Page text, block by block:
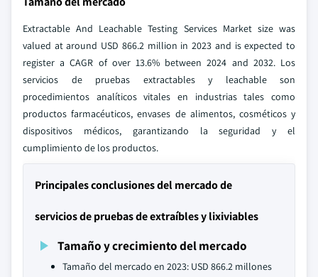
Extractable And Leachable Testing Services Market size was
valued at around USD 866.2 million in 2023 and is expected to
register a CAGR of over 13.6% between 2024 and 2032. Los
servicios de pruebas extractables y leachable son
procedimientos analíticos vitales en industrias tales como
productos farmacéuticos, envases de alimentos, cosméticos y
dispositivos médicos, garantizando la seguridad y el
cumplimiento de los productos.
Principales conclusiones del mercado de
servicios de pruebas de extraíbles y lixiviables
Tamaño y crecimiento del mercado
Tamaño del mercado en 2023: USD 866.2 millones